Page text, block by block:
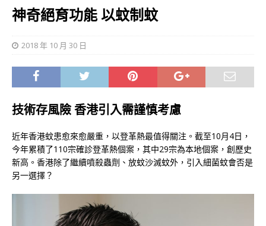
神奇絕育功能 以蚊制蚊
2018 年 10 月 30 日
技術存風險 香港引入需謹慎考慮
近年香港蚊患愈來愈嚴重，以登革熱最值得關注。截至10月4日，
今年累積了110宗確診登革熱個案，其中29宗為本地個案，創歷史
新高。香港除了繼續噴殺蟲劑、放蚊沙滅蚊外，引入細菌蚊會否是
另一選擇？